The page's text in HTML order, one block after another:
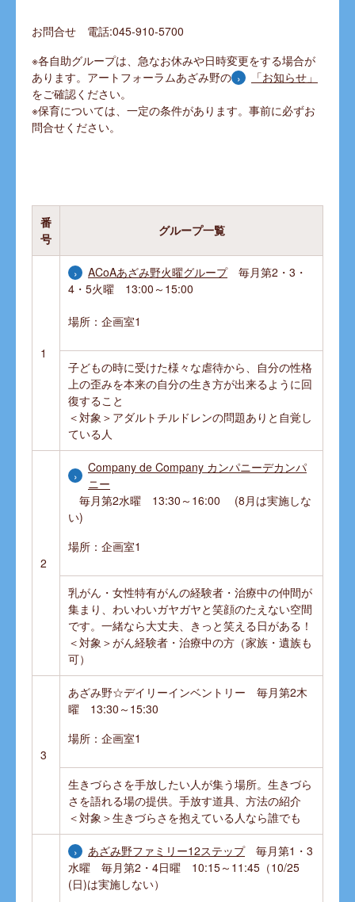
お問合せ 電話:045-910-5700
※各自助グループは、急なお休みや日時変更をする場合が
あります。アートフォーラムあざみ野の
「お知らせ」
をご確認ください。
※保育については、一定の条件があります。事前に必ずお
問合せください。
番
号
グループ一覧
1
ACoAあざみ野火曜グループ毎月第2・3・
4・5火曜 13:00～15:00
場所：企画室1
子どもの時に受けた様々な虐待から、自分の性格
上の歪みを本来の自分の生き方が出来るように回
復すること
＜対象＞アダルトチルドレンの問題ありと自覚し
ている人
2
Company de Company カンパニーデカンパ
ニー
毎月第2水曜 13:30～16:00 (8月は実施しな
い)
場所：企画室1
乳がん・女性特有がんの経験者・治療中の仲間が
集まり、わいわいガヤガヤと笑顔のたえない空間
です。一緒なら大丈夫、きっと笑える日がある！
＜対象＞がん経験者・治療中の方（家族・遺族も
可）
3
あざみ野☆デイリーインベントリー 毎月第2木
曜 13:30～15:30
場所：企画室1
生きづらさを手放したい人が集う場所。生きづら
さを語れる場の提供。手放す道具、方法の紹介
＜対象＞生きづらさを抱えている人なら誰でも
あざみ野ファミリー12ステップ毎月第1・3
水曜 毎月第2・4日曜 10:15～11:45（10/25
(日)は実施しない）